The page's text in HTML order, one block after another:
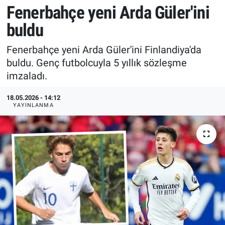
Fenerbahçe yeni Arda Güler'ini
buldu
Fenerbahçe yeni Arda Güler'ini Finlandiya'da
buldu. Genç futbolcuyla 5 yıllık sözleşme
imzaladı.
18.05.2026 - 14:12
YAYINLANMA
Erişim Bilgileri
Ekonomi
Trend
Yazarlar
Erişim Bilgileri
Spor
Ekonomi
Medya
Özel Haberler
Kadın
Erişim Bilgileri
Sağlık
Erişim Bilgileri
Tüm Manşetler
Son Dakika Haberleri